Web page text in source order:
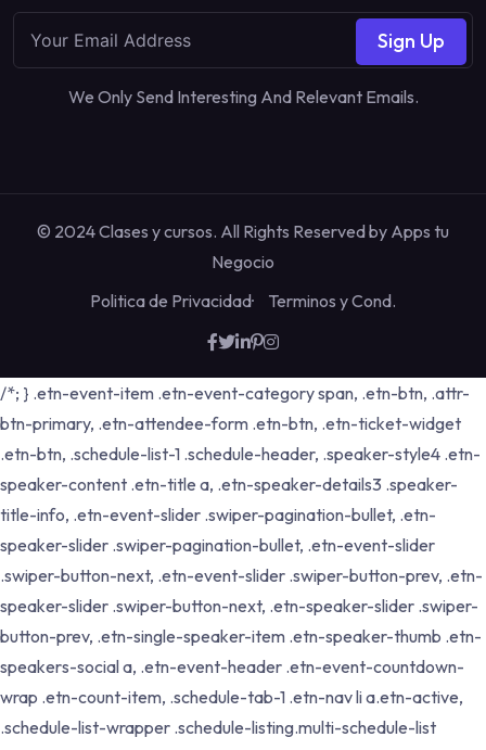
Sign Up
We Only Send Interesting And Relevant Emails.
© 2024 Clases y cursos. All Rights Reserved by Apps tu
Negocio
Politica de Privacidad
Terminos y Cond.
/*; } .etn-event-item .etn-event-category span, .etn-btn, .attr-
btn-primary, .etn-attendee-form .etn-btn, .etn-ticket-widget
.etn-btn, .schedule-list-1 .schedule-header, .speaker-style4 .etn-
speaker-content .etn-title a, .etn-speaker-details3 .speaker-
title-info, .etn-event-slider .swiper-pagination-bullet, .etn-
speaker-slider .swiper-pagination-bullet, .etn-event-slider
.swiper-button-next, .etn-event-slider .swiper-button-prev, .etn-
speaker-slider .swiper-button-next, .etn-speaker-slider .swiper-
button-prev, .etn-single-speaker-item .etn-speaker-thumb .etn-
speakers-social a, .etn-event-header .etn-event-countdown-
wrap .etn-count-item, .schedule-tab-1 .etn-nav li a.etn-active,
.schedule-list-wrapper .schedule-listing.multi-schedule-list